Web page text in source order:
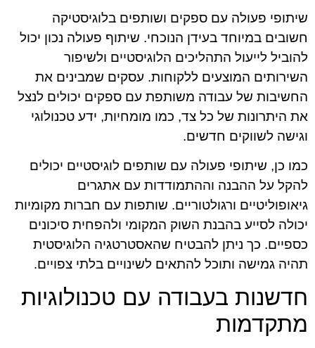
שיתופי פעולה עם ספקים ושותפים בלוגיסטיקה
חשובים במיוחד בעידן הנוכחי. שיתוף פעולה נכון יכול
להוביל לייעול התהליכים הלוגיסטיים ולשיפור
השירותים המוצעים ללקוחות. עסקים שמבינים את
החשיבות של עבודה משותפת עם ספקים יכולים לנצל
את היתרונות של כל צד, כמו מומחיות, ידע טכנולוגי
וגישה לשווקים חדשים.
כמו כן, שיתופי פעולה עם שותפים לוגיסטיים יכולים
להקל על ההבנה וההתמודדות עם אתגרים
גיאופוליטיים ורגולטוריים. שותפות עם חברות מקומיות
יכולה לסייע בהבנת השוק המקומי ולהפחית סיכונים
כספיים. כך ניתן להבטיח שהאסטרטגיה הלוגיסטית
תהיה גמישה ותוכל להתאים לשינויים בלתי צפויים.
חדשנות בעבודה עם טכנולוגיות
מתקדמות